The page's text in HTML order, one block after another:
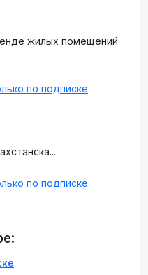
жилых помещений
по подписке
по подписке